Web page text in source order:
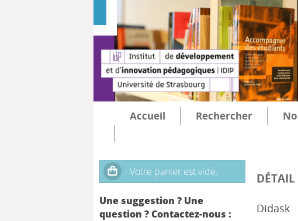
Accueil Rechercher
Didask
Une suggestion ? Une
question ? Contactez-nous :